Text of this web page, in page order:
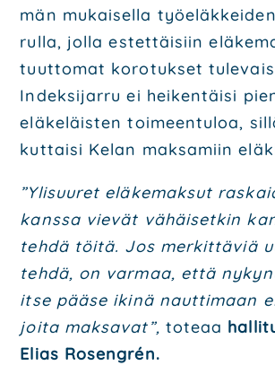
män mukai­sel­la
rul­la, jol­la estet­täi­siin
tuut­to­mat koro­tuk­set
Indek­si­jar­ru ei hei­ken­täi­si
elä­ke­läis­ten toi­meen­tu­loa,
kut­tai­si Kelan mak­sa­miin
”Yli­suu­ret elä­ke­mak­sut
kans­sa vie­vät vähäi­set­kin
teh­dä töi­tä. Jos mer­kit­tä­viä
teh­dä, on var­maa, että
itse pää­se iki­nä naut­ti­maan
joi­ta mak­sa­vat”, tote­aa
Elias Rosengrén.